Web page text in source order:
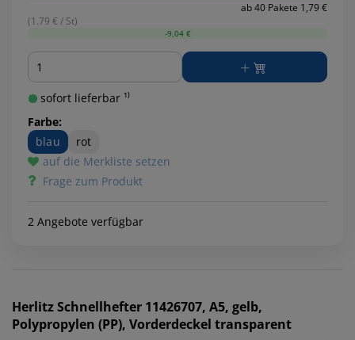
ab 40 Pakete 1,79 €
(1.79 € / St)
-9,04 €
Menge
sofort lieferbar ¹⁾
Farbe:
blau
rot
auf die Merkliste setzen
Frage zum Produkt
2 Angebote verfügbar
HerlitzSchnellhefter 11426707, A5, gelb,
Polypropylen (PP), Vorderdeckel transparent